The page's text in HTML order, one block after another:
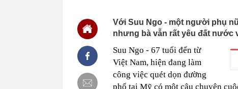
đồng vào lúc 16
11:23
Báo cáo việc
Fed tăng lãi suất
11:23
Giá vàng tăng
11:20
5 loại thông tin,
tránh bỏ lỡ quyền
Với Suu Ngo - một người phụ
nhưng bà vẫn rất yêu đất nước
Suu Ngo - 67 tuổi đến từ
Việt Nam, hiện đang làm
công việc quét dọn đường
phố tại Mỹ có một câu chuyện